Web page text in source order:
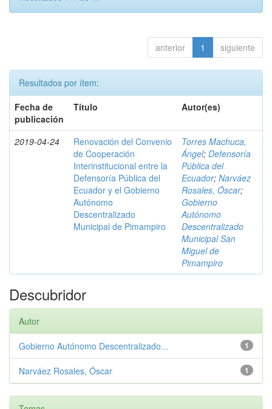
anterior 1 siguiente
Resultados por ítem:
Fecha de
publicación
Título Autor(es)
2019-04-24
Renovación del Convenio
de Cooperación
Interinstitucional entre la
Defensoría Pública del
Ecuador y el Gobierno
Autónomo
Descentralizado
Municipal de Pimampiro
Torres Machuca,
Ángel; Defensoría
Pública del
Ecuador; Narváez
Rosales, Óscar;
Gobierno
Autónomo
Descentralizado
Municipal San
Miguel de
Pimampiro
Descubridor
Autor
1
Gobierno Autónomo Descentralizado...
1
Narváez Rosales, Óscar